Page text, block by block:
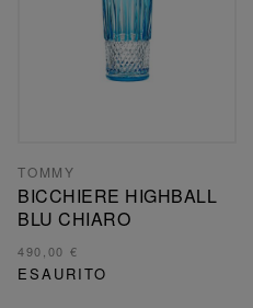
TOMMY
BICCHIERE HIGHBALL
BLU CHIARO
490,00 €
ESAURITO